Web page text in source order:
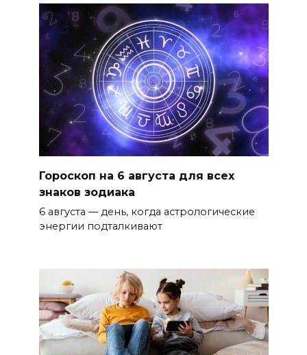
Гороскоп на 6 августа для всех
знаков зодиака
6 августа — день, когда астрологические
энергии подталкивают